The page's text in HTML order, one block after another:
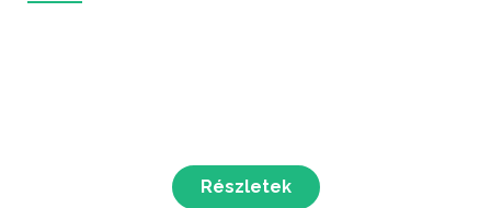
Részletek